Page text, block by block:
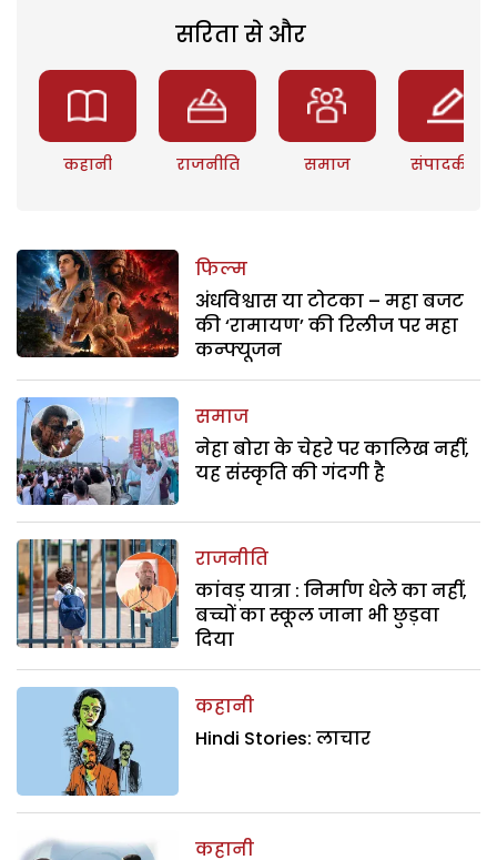
सरिता से और
कहानी राजनीति समाज संपादकीय
फिल्म
अंधविश्वास या टोटका – महा बजट
की ‘रामायण’ की रिलीज पर महा
कन्फ्यूजन
समाज
नेहा बोरा के चेहरे पर कालिख नहीं,
यह संस्कृति की गंदगी है
राजनीति
कांवड़ यात्रा : निर्माण धेले का नहीं,
बच्चों का स्कूल जाना भी छुड़वा
दिया
कहानी
Hindi Stories: लाचार
कहानी